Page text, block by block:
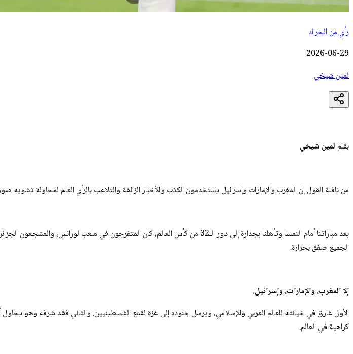
رأي من الحراك
2026-06-29
لمين شيخي
بقلم لمين شيخي
من نافلة القول إن المغرب والإمارات وإسرائيل يستخدمون الكذب والأخبار الزائفة والتلاعب بالرأي العام لمحاولة تشويه
بعد مباراتنا أمام النمسا وتأهلنا بجدارة إلى دور الـ32 من كأس العالم، كان
الجميع صفق بحرارة.
إلا المغرب، والإمارات، وإسرائيل.
الأول غارق في خيانته للعالم العربي والإسلامي، ويرسل جنوده إلى غزة لقمع الفلسطينيين. والثاني فقد شرفه وهو
كراهية في العالم.